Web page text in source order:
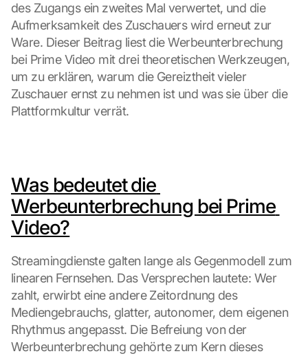
des Zugangs ein zweites Mal verwertet, und die
Aufmerksamkeit des Zuschauers wird erneut zur
Ware. Dieser Beitrag liest die Werbeunterbrechung
bei Prime Video mit drei theoretischen Werkzeugen,
um zu erklären, warum die Gereiztheit vieler
Zuschauer ernst zu nehmen ist und was sie über die
Plattformkultur verrät.
Was bedeutet die
Werbeunterbrechung bei Prime
Video?
Streamingdienste galten lange als Gegenmodell zum
linearen Fernsehen. Das Versprechen lautete: Wer
zahlt, erwirbt eine andere Zeitordnung des
Mediengebrauchs, glatter, autonomer, dem eigenen
Rhythmus angepasst. Die Befreiung von der
Werbeunterbrechung gehörte zum Kern dieses